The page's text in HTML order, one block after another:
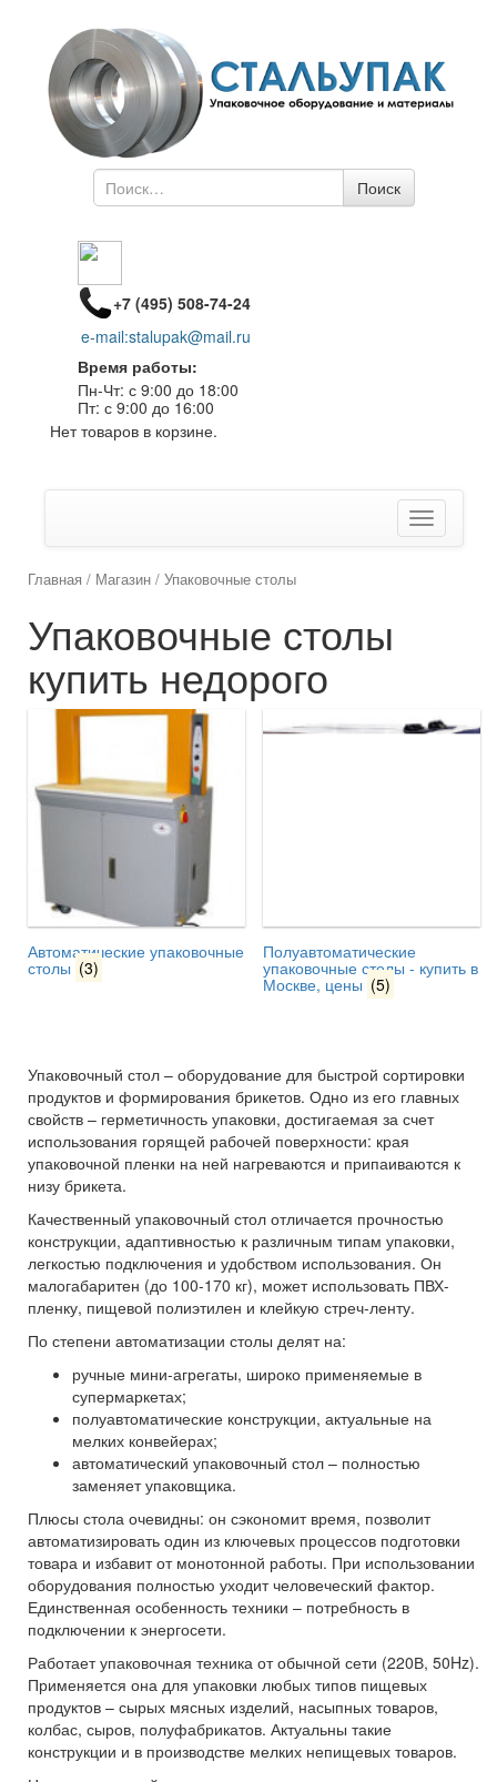
Поиск
по
Поиск
+7 (495) 508-74-24
e-mail:stalupak@mail.ru
Время работы:
Пн-Чт: с 9:00 до 18:00
Пт: с 9:00 до 16:00
Нет товаров в корзине.
Показать/
Скрыть
Главная / Магазин / Упаковочные столы
Упаковочные столы
купить недорого
Автоматические упаковочные
столы (3)
Полуавтоматические
упаковочные столы - купить в
Москве, цены (5)
Упаковочный стол – оборудование для быстрой сортировки
продуктов и формирования брикетов. Одно из его главных
свойств – герметичность упаковки, достигаемая за счет
использования горящей рабочей поверхности: края
упаковочной пленки на ней нагреваются и припаиваются к
низу брикета.
Качественный упаковочный стол отличается прочностью
конструкции, адаптивностью к различным типам упаковки,
легкостью подключения и удобством использования. Он
малогабаритен (до 100-170 кг), может использовать ПВХ-
пленку, пищевой полиэтилен и клейкую стреч-ленту.
По степени автоматизации столы делят на:
ручные мини-агрегаты, широко применяемые в
супермаркетах;
полуавтоматические конструкции, актуальные на
мелких конвейерах;
автоматический упаковочный стол – полностью
заменяет упаковщика.
Плюсы стола очевидны: он сэкономит время, позволит
автоматизировать один из ключевых процессов подготовки
товара и избавит от монотонной работы. При использовании
оборудования полностью уходит человеческий фактор.
Единственная особенность техники – потребность в
подключении к энергосети.
Работает упаковочная техника от обычной сети (220В, 50Hz).
Применяется она для упаковки любых типов пищевых
продуктов – сырых мясных изделий, насыпных товаров,
колбас, сыров, полуфабрикатов. Актуальны такие
конструкции и в производстве мелких непищевых товаров.